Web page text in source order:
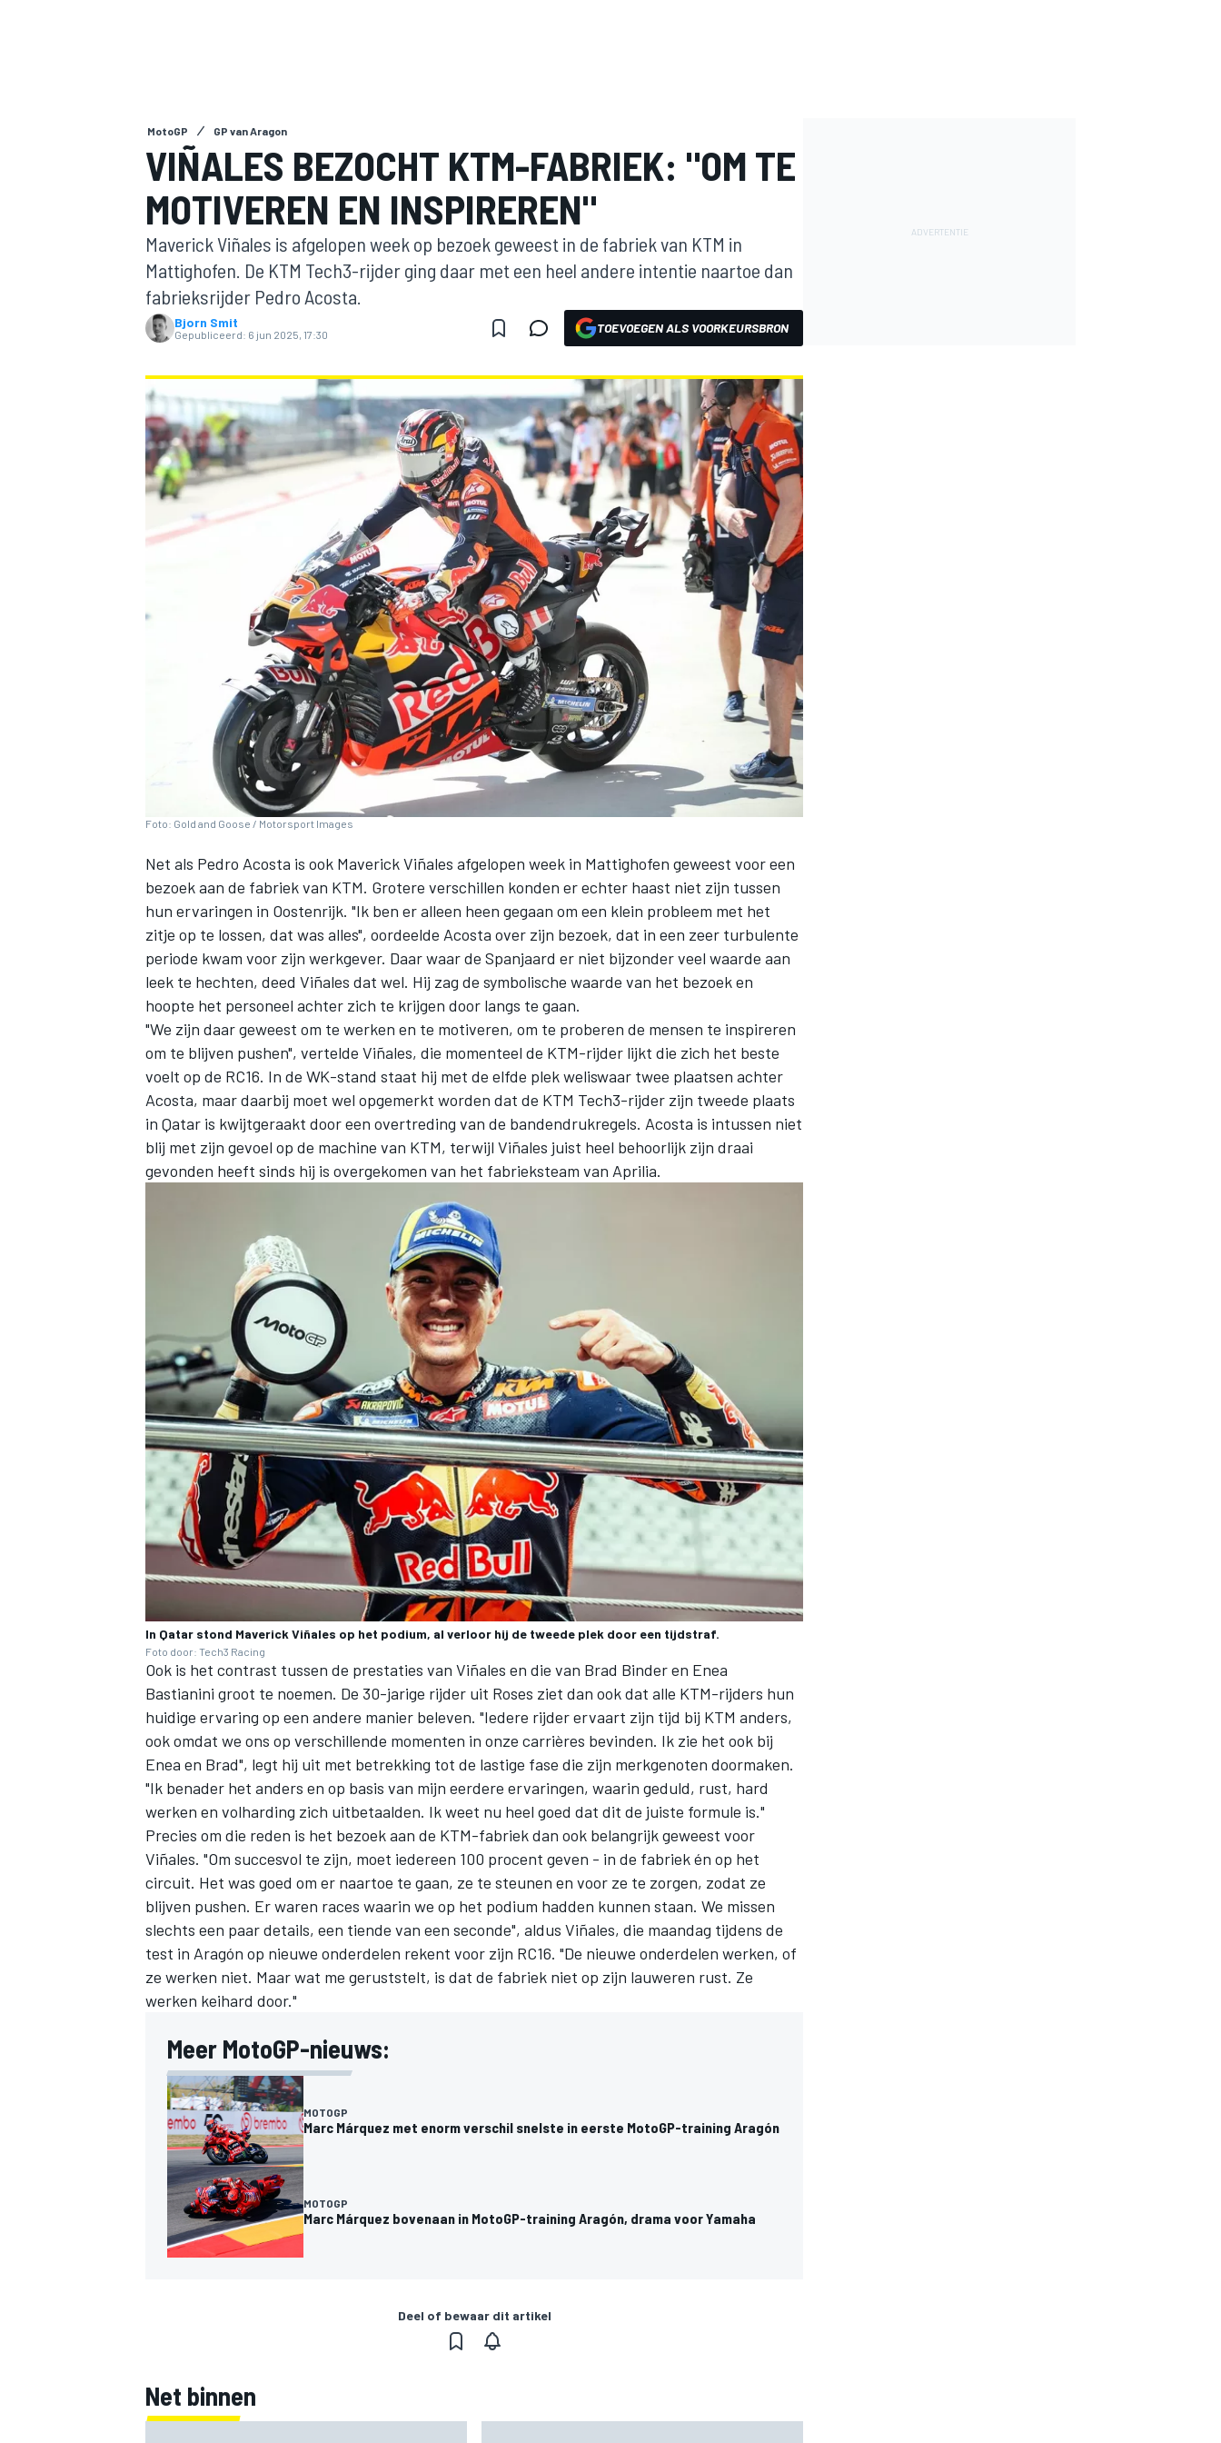
MOTOGP
INDYCAR
DTM
MEER RACEKLASSEN
MotoGP GP van Aragon
VIÑALES BEZOCHT KTM-FABRIEK: "OM TE
MOTIVEREN EN INSPIREREN"
Maverick Viñales is afgelopen week op bezoek geweest in de fabriek van KTM in
Mattighofen. De KTM Tech3-rijder ging daar met een heel andere intentie naartoe dan
fabrieksrijder Pedro Acosta.
Bjorn Smit
Gepubliceerd: 6 jun 2025, 17:30 TOEVOEGEN ALS VOORKEURSBRON
Foto: Gold and Goose / Motorsport Images
Net als Pedro Acosta is ook Maverick Viñales afgelopen week in Mattighofen geweest voor een
bezoek aan de fabriek van KTM. Grotere verschillen konden er echter haast niet zijn tussen
hun ervaringen in Oostenrijk. "Ik ben er alleen heen gegaan om een klein probleem met het
zitje op te lossen, dat was alles", oordeelde Acosta over zijn bezoek, dat in een zeer turbulente
periode kwam voor zijn werkgever. Daar waar de Spanjaard er niet bijzonder veel waarde aan
leek te hechten, deed Viñales dat wel. Hij zag de symbolische waarde van het bezoek en
hoopte het personeel achter zich te krijgen door langs te gaan.
"We zijn daar geweest om te werken en te motiveren, om te proberen de mensen te inspireren
om te blijven pushen", vertelde Viñales, die momenteel de KTM-rijder lijkt die zich het beste
voelt op de RC16. In de WK-stand staat hij met de elfde plek weliswaar twee plaatsen achter
Acosta, maar daarbij moet wel opgemerkt worden dat de KTM Tech3-rijder zijn tweede plaats
in Qatar is kwijtgeraakt door een overtreding van de bandendrukregels. Acosta is intussen niet
blij met zijn gevoel op de machine van KTM, terwijl Viñales juist heel behoorlijk zijn draai
gevonden heeft sinds hij is overgekomen van het fabrieksteam van Aprilia.
In Qatar stond Maverick Viñales op het podium, al verloor hij de tweede plek door een tijdstraf.
Foto door: Tech3 Racing
Ook is het contrast tussen de prestaties van Viñales en die van Brad Binderen Enea
Bastianini groot te noemen. De 30-jarige rijder uit Roses ziet dan ook dat alle KTM-rijders hun
huidige ervaring op een andere manier beleven. "Iedere rijder ervaart zijn tijd bij KTM anders,
ook omdat we ons op verschillende momenten in onze carrières bevinden. Ik zie het ook bij
Enea en Brad", legt hij uit met betrekking tot de lastige fase die zijn merkgenoten doormaken.
"Ik benader het anders en op basis van mijn eerdere ervaringen, waarin geduld, rust, hard
werken en volharding zich uitbetaalden. Ik weet nu heel goed dat dit de juiste formule is."
Precies om die reden is het bezoek aan de KTM-fabriek dan ook belangrijk geweest voor
Viñales. "Om succesvol te zijn, moet iedereen 100 procent geven - in de fabriek én op het
circuit. Het was goed om er naartoe te gaan, ze te steunen en voor ze te zorgen, zodat ze
blijven pushen. Er waren races waarin we op het podium hadden kunnen staan. We missen
slechts een paar details, een tiende van een seconde", aldus Viñales, die maandag tijdens de
test in Aragón op nieuwe onderdelen rekent voor zijn RC16. "De nieuwe onderdelen werken, of
ze werken niet. Maar wat me geruststelt, is dat de fabriek niet op zijn lauweren rust. Ze
werken keihard door."
Meer MotoGP-nieuws:
MOTOGP
Marc Márquez met enorm verschil snelste in eerste MotoGP-training Aragón
MOTOGP
Marc Márquez bovenaan in MotoGP-training Aragón, drama voor Yamaha
Deel of bewaar dit artikel
Net binnen